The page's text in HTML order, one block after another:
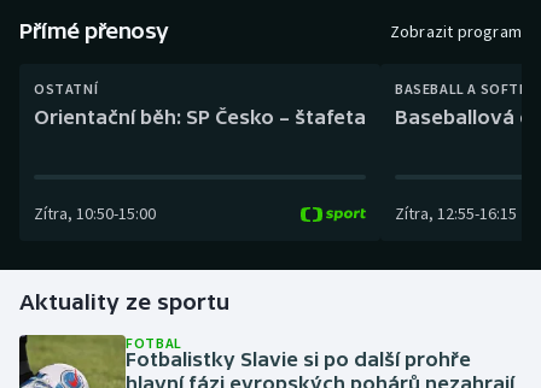
Curling
Florbal
Golf
Přímé přenosy Zobrazit program
OSTATNÍ
Orientační běh: SP Česko – štafeta
Zítra, 10:50-15:00
BASEBALL A
Baseballová
Zítra, 12:55-16:15
Aktuality ze sportu
FOTBAL
Fotbalistky Slavie si po další prohře
hlavní fázi evropských pohárů nezahrají